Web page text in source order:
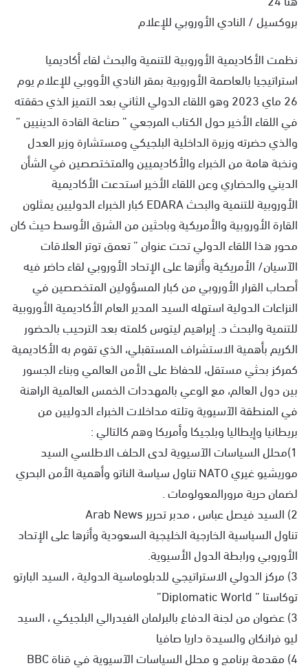
بروكسيل / النادي الأوروبي للإعلام
نظمت الأكاديمية الأوروبية للتنمية والبحث لقاء أكاديميا
استراتيجيا بالعاصمة الأوروبية بمقر النادي الأووبي للإعلام يوم
26 ماي 2023 وهو اللقاء الدولي الثاني بعد التميز الذي حققته
في اللقاء الأخير حول الكتاب المرجعي ” صناعة القادة الدينيين ”
والذي حضرته وزيرة الداخلية البلجيكي ومستشارة وزير العدل
ونخبة هامة من الخبراء والأكاديميين والمتختصصين في الشأن
الديني والحضاري وعن اللقاء الأخير استدعت الأكاديمية
الأوروبية للتنمية والبحث EDARA كبار الخبراء الدوليين يمثلون
القارة الأوروبية والأمريكية وباحثين من الشرق الأوسط حيث كان
محور هذا اللقاء الدولي تحت عنوان ” تعمق توتر العلاقات
الآسيان/ الأمريكية وأثرها على الإتحاد الأوروبي لقاء حاضر فيه
أصحاب القرار الأوروبي من كبار المسؤولين المتخصصين في
النزاعات الدولية استهله السيد المدير العام الأكاديمية الأوروبية
للتنمية والبحث د. إبراهيم ليتوس كلمته بعد الترحيب بالحضور
الكريم بأهمية الاستشراف المستقبلي، الذي تقوم به الأكاديمية
كمركز بحثي مستقل، للحفاظ على الأمن العالمي وبناء الجسور
بين دول العالم، مع الوعي بالمهددات الخمس العالمية الراهنة
في المنطقة الآسيوية وتلته مداخلات الخبراء الدوليين من
بريطانيا وإيطاليا وبلجيكا وأمريكا وهم كالتالي :
1)محلل السياسات الآسيوية لدى الحلف الاطلسي السيد
موريشيو غيري NATO تناول سياسة الناتو وأهمية الأمن البحري
لضمان حرية مرورالمعولومات .
2) السيد فيصل عباس ، مدبر تحرير Arab News
تناول السياسية الخارجية الخليجية السعودية وأثرها على الإتحاد
الأوروبي ورابطة الدول الأسيوية.
3) مركز الدولي الاستراتيجي للدبلوماسية الدولية ، السيد البارتو
توكاستا ” Diplomatic World”
3) عضوان من لجنة الدفاع بالبرلمان الفيدرالي البلجيكي ، السيد
ليو فرانكان والسيدة داريا صافيا
4) مقدمة برنامج و محلل السياسات الآسيوية في قناة BBC